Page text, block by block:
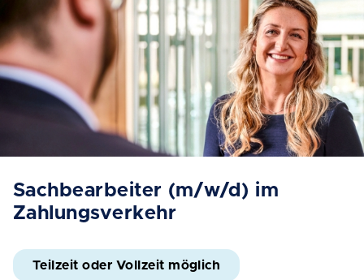
Sachbearbeiter (m/w/d) im
Zahlungsverkehr
Teilzeit oder Vollzeit möglich